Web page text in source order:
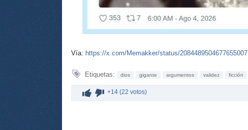
Vía: https://x.com/Memakker/status/2084489504677655007
Etiquetas: dios gigante argumentos validez ficción
+14 (22 votos)